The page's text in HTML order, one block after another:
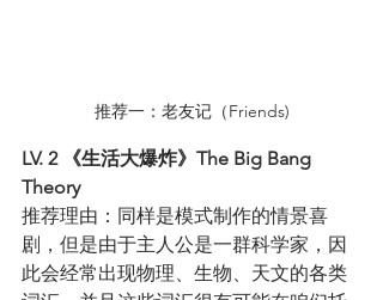
推荐一：老友记（Friends)
LV. 2 《生活大爆炸》The Big Bang
Theory
推荐理由：同样是模式制作的情景喜
剧，但是由于主人公是一群科学家，因
此会经常出现物理、生物、天文的各类